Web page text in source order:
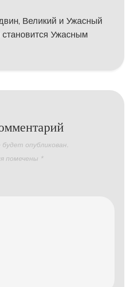
Великий и Ужасный
становится Ужасным
опубликован.
помечены *